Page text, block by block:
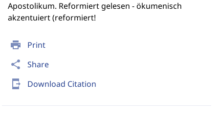
print Print
share Share
send_to_mobile Download Citation
Apostolikum. Reformiert gelesen - ökumenisch
akzentuiert (reformiert!